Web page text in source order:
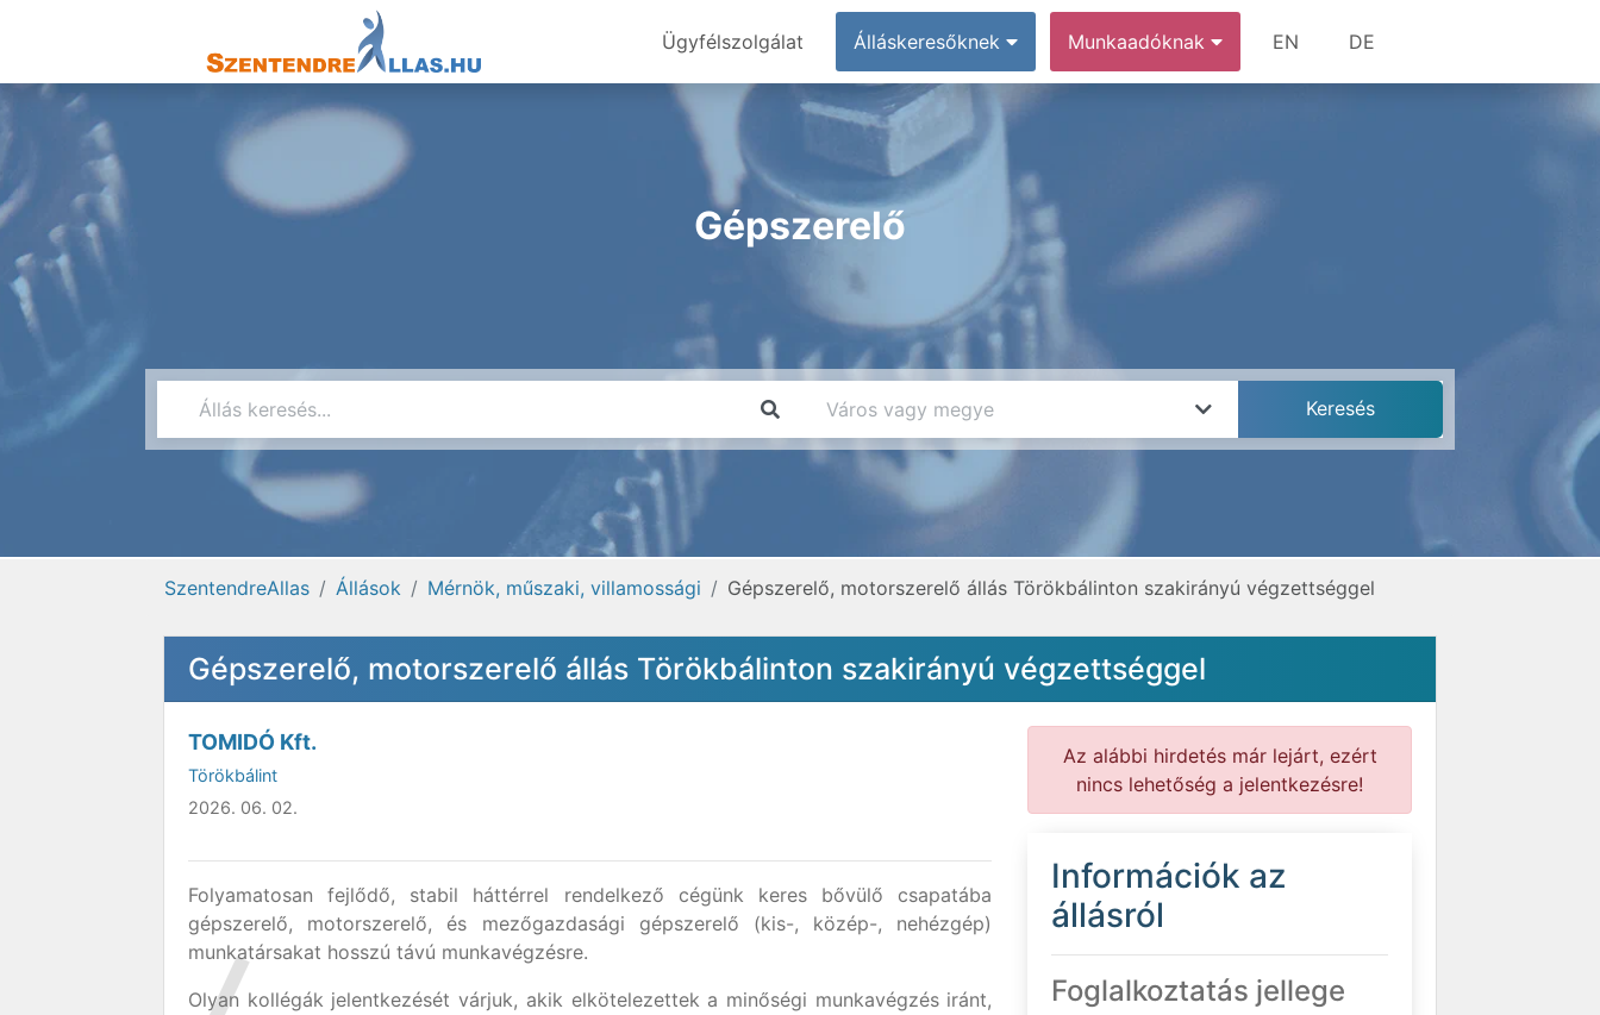
Ügyfélszolgálat Álláskeresőknek Munkaadóknak EN DE
Gépszerelő
SzentendreAllas Állások Mérnök, műszaki, villamossági Gépszerelő, motorszerelő állás Törökbálinton szakirányú végzettséggel
Gépszerelő, motorszerelő állás Törökbálinton szakirányú végzettséggel
TOMIDÓ Kft.
Törökbálint
2026. 06. 02.
Folyamatosan fejlődő, stabil háttérrel rendelkező cégünk keres bővülő csapatába
gépszerelő, motorszerelő, és mezőgazdasági gépszerelő (kis-, közép-, nehézgép)
munkatársakat hosszú távú munkavégzésre.
Olyan kollégák jelentkezését várjuk, akik elkötelezettek a minőségi munkavégzés iránt,
Az alábbi hirdetés már lejárt, ezért
nincs lehetőség a jelentkezésre!
Információk az
állásról
Foglalkoztatás jellege